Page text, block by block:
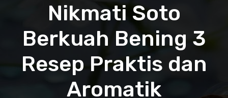
Nikmati Soto
Berkuah Bening 3
Resep Praktis dan
Aromatik